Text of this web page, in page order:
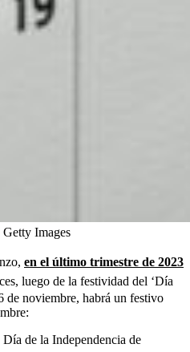
Getty Images
en el último trimestre de 2023
luego de la festividad del ‘Día
de noviembre, habrá un festivo
Día de la Independencia de